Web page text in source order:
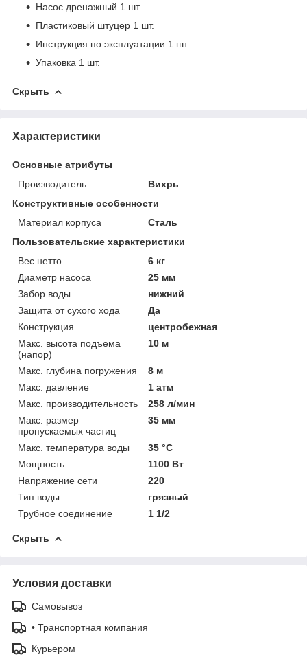
Насос дренажный 1 шт.
Пластиковый штуцер 1 шт.
Инструкция по эксплуатации 1 шт.
Упаковка 1 шт.
Скрыть
Характеристики
Основные атрибуты
Производитель
Вихрь
Конструктивные особенности
Материал корпуса
Сталь
Пользовательские характеристики
Вес нетто
6 кг
Диаметр насоса
25 мм
Забор воды
нижний
Защита от сухого хода
Да
Конструкция
центробежная
Макс. высота подъема
(напор)
10 м
Макс. глубина погружения
8 м
Макс. давление
1 атм
Макс. производительность
258 л/мин
Макс. размер
пропускаемых частиц
35 мм
Макс. температура воды
35 °C
Мощность
1100 Вт
Напряжение сети
220
Тип воды
грязный
Трубное соединение
1 1/2
Скрыть
Условия доставки
Самовывоз
• Транспортная компания
Курьером